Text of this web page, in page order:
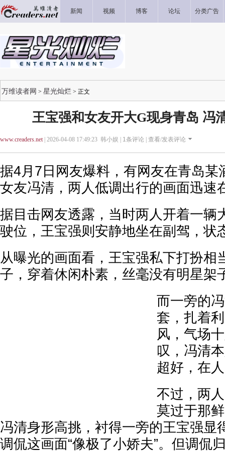
新闻 视频 博客 论坛 分类广告
万维读者网 > 星光灿烂 > 正文
王宝强和女友开大G现身青岛 冯
www.creaders.net| 2026-04-08 17:49:23 韩小娱 | 1条评论 | 查看/发表评论
据4月7日网友爆料，有网友在青岛某
女友冯清，两人低调出行的画面迅速
据目击网友透露，当时两人开着一辆
驶位，王宝强则安静地坐在副驾，状
从曝光的画面看，王宝强私下打扮相
子，穿着休闲朴素，丝毫没有明星架
而一旁的
套，扎着
风，气场
叹，冯清
超好，在
不过，两
莫过于那
冯清身形高挑，衬得一旁的王宝强显
调侃这画面“像极了小娇夫”。但调侃